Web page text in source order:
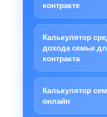
контракте
Калькулятор
дохода семьи
контракта
Калькулятор
онлайн